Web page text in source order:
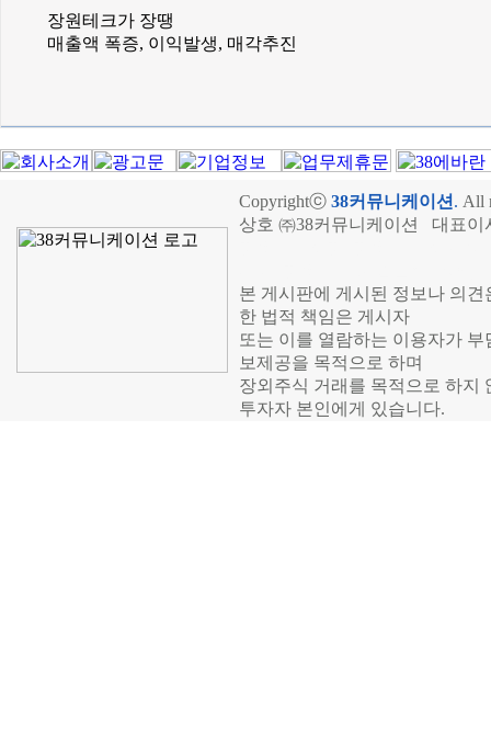
장원테크가 장땡
매출액 폭증, 이익발생, 매각추진
Copyrightⓒ 38커뮤니케이션 . All
상호 ㈜38커뮤니케이션 대표이
본 게시판에 게시된 정보나 의
한 법적 책임은 게시자
또는 이를 열람하는 이용자가
보제공을 목적으로 하며
장외주식 거래를 목적으로 하지
투자자 본인에게 있습니다.